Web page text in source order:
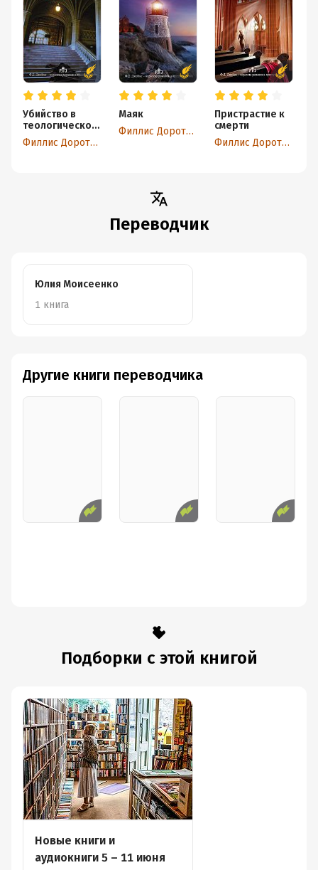
Убийство в
теологическом
колледже
Филлис Дороти Джеймс
Маяк
Филлис Дороти Джеймс
Пристрастие к
смерти
Филлис Дороти Джеймс
Переводчик
Юлия Моисеенко
1 книга
Другие книги переводчика
Подборки с этой книгой
Новые книги и
аудиокниги 5 – 11 июня